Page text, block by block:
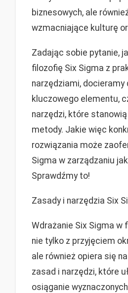
biznesowych, ale
wzmacniające kulturę
Zadając sobie pytanie,
filozofię Six Sigma z
narzędziami, docieramy
kluczowego elementu,
narzędzi, które
metody. Jakie więc
rozwiązania może
Sigma w zarządzaniu
Sprawdźmy to!
Zasady i narzędzia Six
Wdrażanie Six Sigma w
nie tylko z przyjęciem
ale również opiera się
zasad i narzędzi, które
osiąganie